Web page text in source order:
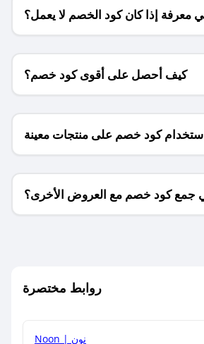
معرفة إذا كان كود الخصم لا يعمل؟
كيف أحصل على أقوى كود خصم؟
كود خصم على منتجات معينة
فقط؟
جمع كود خصم مع العروض الأخرى؟
روابط مختصرة
Noon | نون